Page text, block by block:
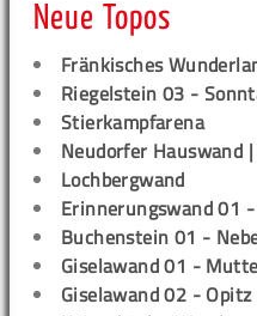
Neue Topos
Fränkisches
Riegelstein 03 -
Stierkampfarena
Neudorfer Hauswand
Lochbergwand
Erinnerungswand 01
Buchenstein 01 -
Giselawand 01 -
Giselawand 02 - Opitz